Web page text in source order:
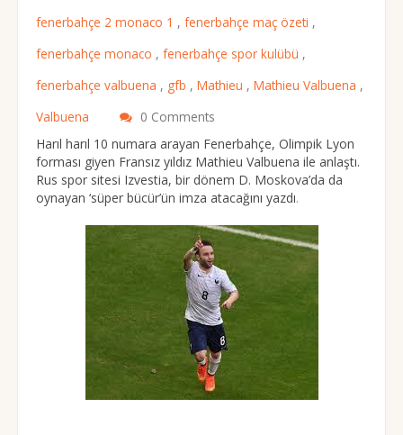
fenerbahçe 2 monaco 1 , fenerbahçe maç özeti ,
fenerbahçe monaco , fenerbahçe spor kulübü ,
fenerbahçe valbuena , gfb , Mathieu , Mathieu Valbuena ,
Valbuena
0 Comments
Harıl harıl 10 numara arayan Fenerbahçe, Olimpik Lyon
forması giyen Fransız yıldız Mathieu Valbuena ile anlaştı.
Rus spor sitesi Izvestia, bir dönem D. Moskova’da da
oynayan ‘süper bücür’ün imza atacağını yazdı.